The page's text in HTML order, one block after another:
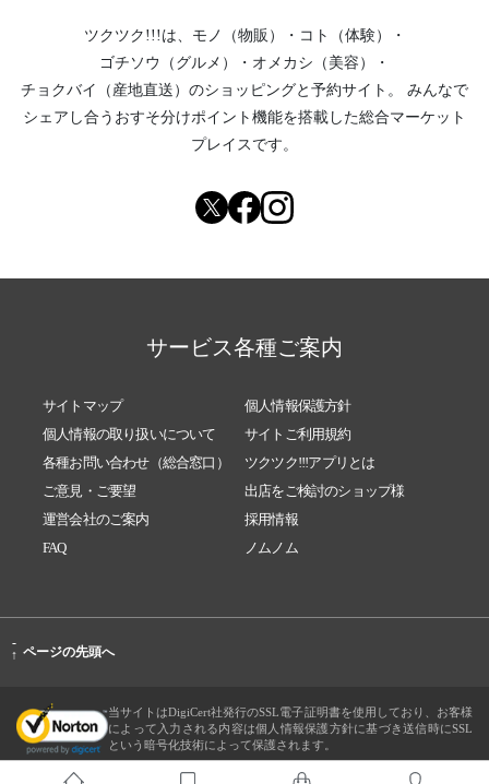
ツクツク!!!は、 モノ（物販） ・ コト（体験）
・
ゴチソウ（グルメ）
・ オメカシ（美容）
・
チョクバイ（産地直送） のショッピングと予約サイト。
みんなで
シェアし合う おすそ分けポイント機能を搭載した総合マーケット
プレイスです。
サービス各種ご案内
サイトマップ
個人情報保護方針
個人情報の取り扱いについて
サイトご利用規約
各種お問い合わせ（総合窓口）
ツクツク!!!アプリとは
ご意見・ご要望
出店をご検討のショップ様
運営会社のご案内
採用情報
FAQ
ノムノム
-
↑ ページの先頭へ
当サイトはDigiCert社発行のSSL電子証明書を使用しており、お客様
によって入力される内容は個人情報保護方針に基づき送信時にSSL
という暗号化技術によって保護されます。